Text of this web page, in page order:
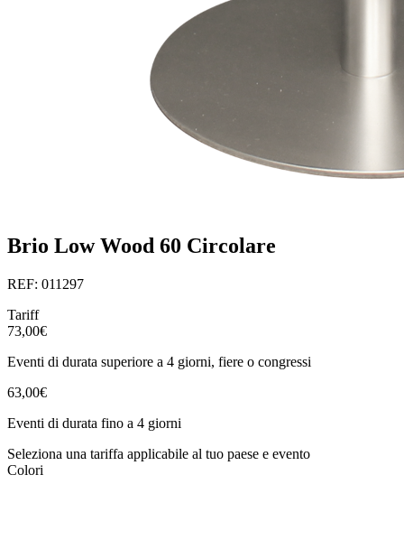
Brio Low Wood 60 Circolare
REF: 011297
Tariff
73,00€
Eventi di durata superiore a 4 giorni, fiere o congressi
63,00€
Eventi di durata fino a 4 giorni
Seleziona una tariffa applicabile al tuo paese e evento
Colori